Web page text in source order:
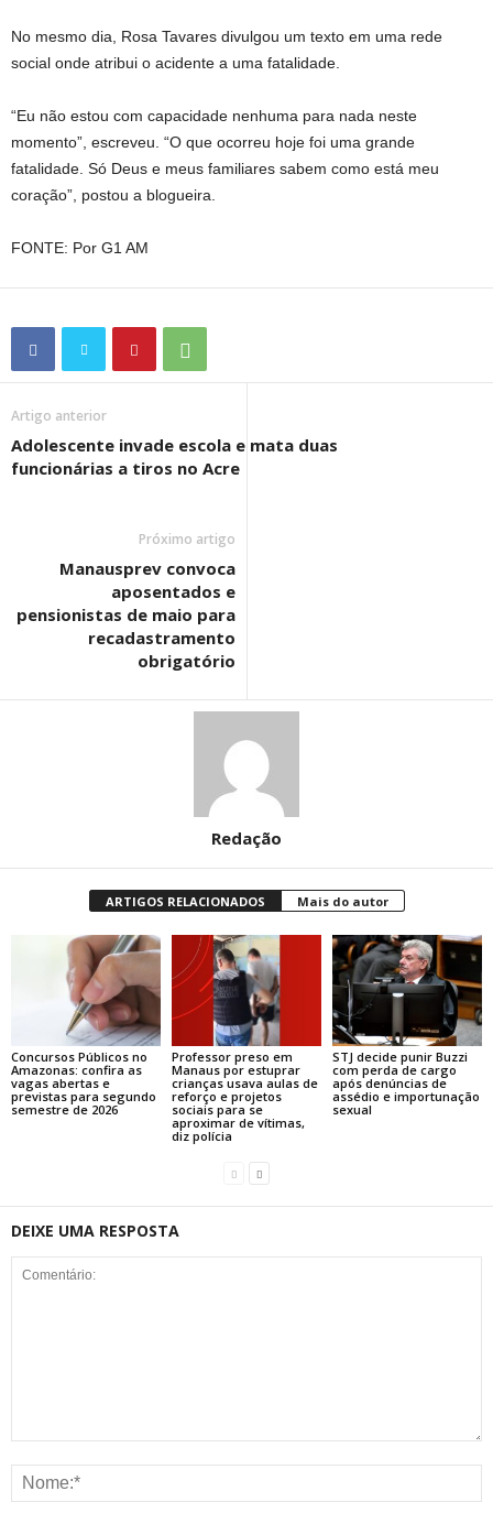
No mesmo dia, Rosa Tavares divulgou um texto em uma rede
social onde atribui o acidente a uma fatalidade.
“Eu não estou com capacidade nenhuma para nada neste
momento”, escreveu. “O que ocorreu hoje foi uma grande
fatalidade. Só Deus e meus familiares sabem como está meu
coração”, postou a blogueira.
FONTE: Por G1 AM
Artigo anterior
Adolescente invade escola e mata duas
funcionárias a tiros no Acre
Próximo artigo
Manausprev convoca
aposentados e
pensionistas de maio para
recadastramento
obrigatório
Redação
ARTIGOS RELACIONADOS Mais do autor
Concursos Públicos no
Amazonas: confira as
vagas abertas e
previstas para segundo
semestre de 2026
Professor preso em
Manaus por estuprar
crianças usava aulas de
reforço e projetos
sociais para se
aproximar de vítimas,
diz polícia
STJ decide punir Buzzi
com perda de cargo
após denúncias de
assédio e importunação
sexual
DEIXE UMA RESPOSTA